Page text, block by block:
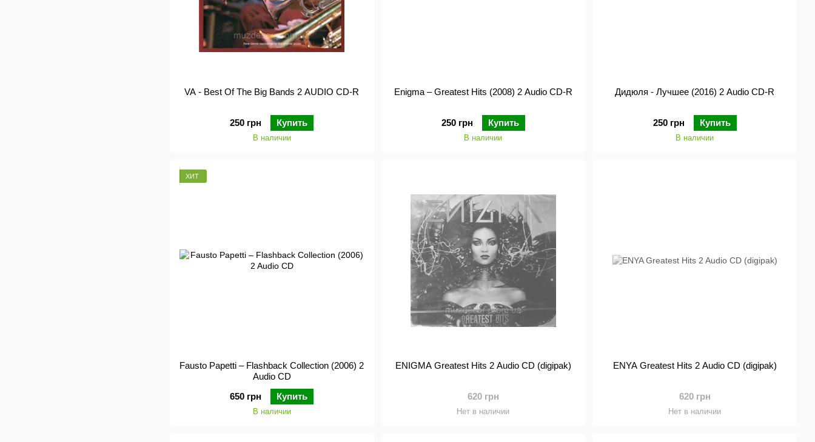
VA - Best Of The Big Bands 2 AUDIO CD-R
250 грн Купить
В наличии
Enigma – Greatest Hits (2008) 2 Audio CD-R
250 грн Купить
В наличии
Дидюля - Лучшее (2016) 2 Audio CD-R
250 грн Купить
В наличии
ХИТ
Fausto Papetti – Flashback Collection (2006) 2
Audio CD
650 грн
Купить
В наличии
ENIGMA Greatest Hits 2 Audio CD (digipak)
620 грн
Нет в наличии
ENYA Greatest Hits 2 Audio CD (digipak)
620 грн
Нет в наличии